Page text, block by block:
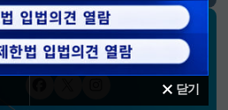
닫기
제 리더 구윤철 장관의
SNS 채널